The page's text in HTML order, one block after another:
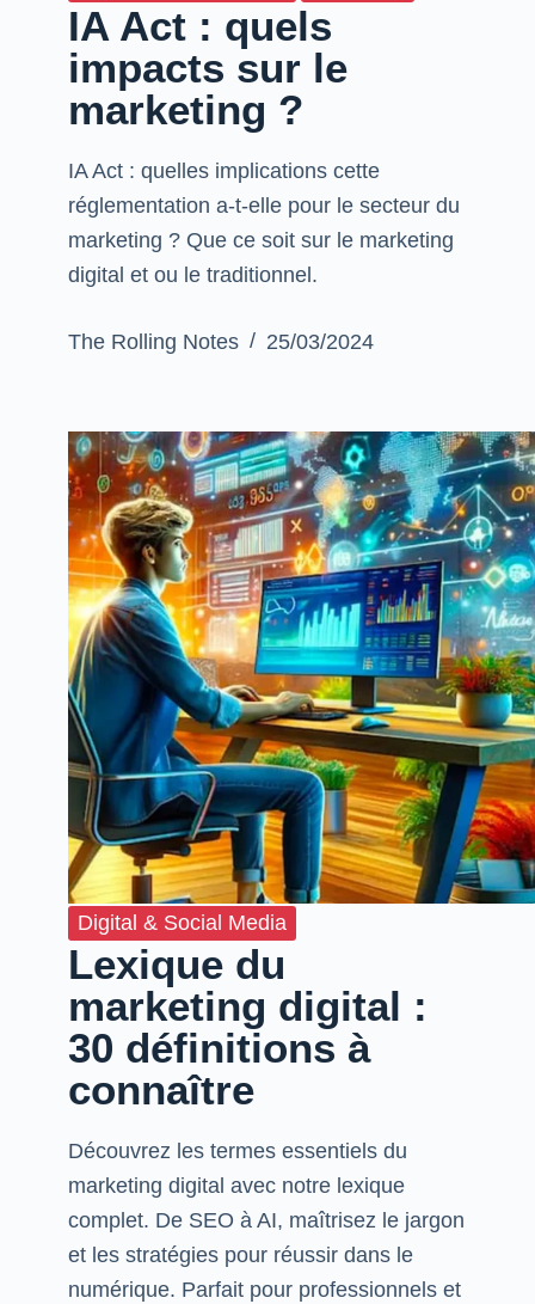
IA Act : quels
impacts sur le
marketing ?
IA Act : quelles implications cette
réglementation a-t-elle pour le secteur du
marketing ? Que ce soit sur le marketing
digital et ou le traditionnel.
The Rolling Notes 25/03/2024
Digital & Social Media
Lexique du
marketing digital :
30 définitions à
connaître
Découvrez les termes essentiels du
marketing digital avec notre lexique
complet. De SEO à AI, maîtrisez le jargon
et les stratégies pour réussir dans le
numérique. Parfait pour professionnels et